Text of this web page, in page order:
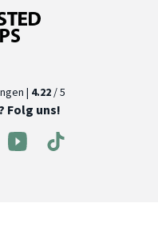
| 4.22 / 5
Folg uns!